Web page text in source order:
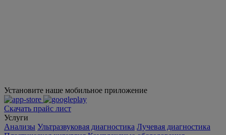
Установите наше мобильное приложение
Скачать прайс лист
Услуги
Анализы Ультразвуковая диагностика Лучевая диагностика